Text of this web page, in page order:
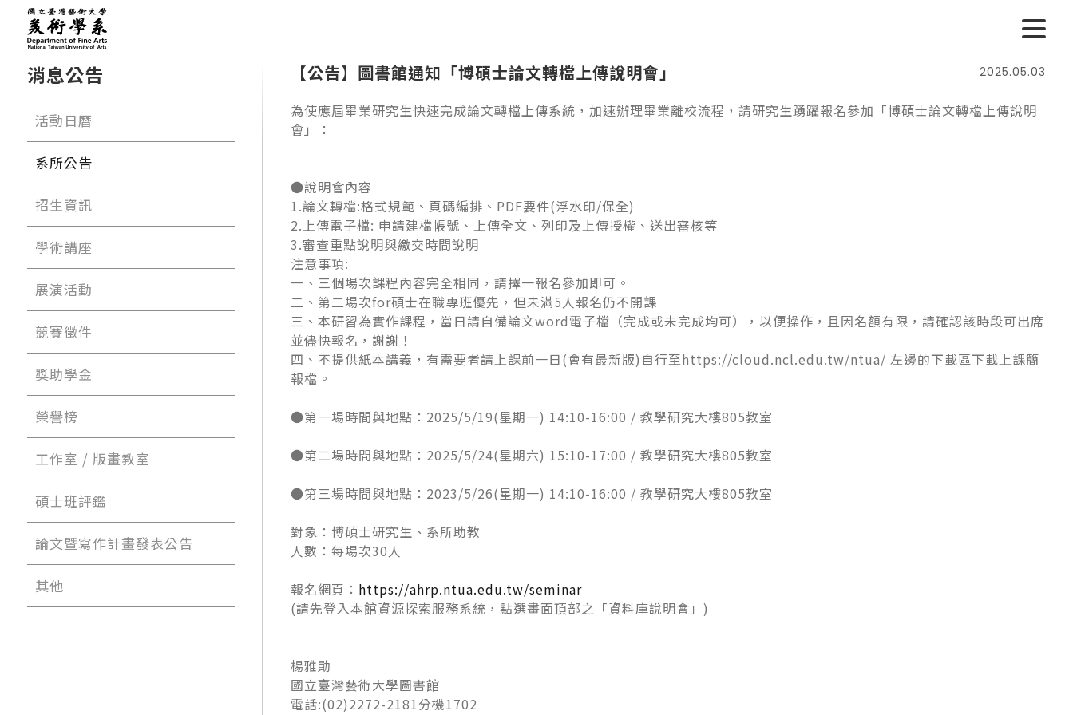
消息公告
活動日曆
系所公告
招生資訊
學術講座
展演活動
競賽徵件
獎助學金
榮譽榜
工作室 / 版畫教室
碩士班評鑑
論文暨寫作計畫發表公告
其他
2025.05.03
【公告】圖書館通知「博碩士論文轉檔上傳說明會」
為使應屆畢業研究生快速完成論文轉檔上傳系統，加速辦理畢業離校流程，請研究生踴躍報名參加「博碩士論文轉檔上傳說明
會」：
●說明會內容
1.論文轉檔:格式規範、頁碼編排、 PDF要件(浮水印/保全)
2.上傳電子檔: 申請建檔帳號、上傳全文、列印及上傳授權、送出審核等
3.審查重點說明與繳交時間說明
注意事項:
一、三個場次課程內容完全相同，請擇一報名參加即可。
二、第二場次for碩士在職專班優先，但未滿5人報名仍不開課
三、本研習為實作課程，當日請自備論文word電子檔（完成或未完成均可），以便操作，且因名額有限，請確認該時段可出席
並儘快報名，謝謝！
四、不提供紙本講義，有需要者請上課前一日(會有最新版) 自行至https://cloud.ncl.edu.tw/ntua/ 左邊的下載區下載上課簡
報檔。
●第一場時間與地點： 2025/5/19(星期一) 14:10-16:00 / 教學研究大樓805教室
●第二場時間與地點： 2025/5/24(星期六) 15:10-17:00 / 教學研究大樓805教室
●第三場時間與地點： 2023/5/26(星期一) 14:10-16:00 / 教學研究大樓805教室
對象：博碩士研究生、系所助教
人數：每場次30人
報名網頁： https://ahrp.ntua.edu.tw/seminar
(請先登入本館資源探索服務系統，點選畫面頂部之「資料庫說明會」 )
楊雅勛
國立臺灣藝術大學圖書館
電話:(02)2272-2181分機1702